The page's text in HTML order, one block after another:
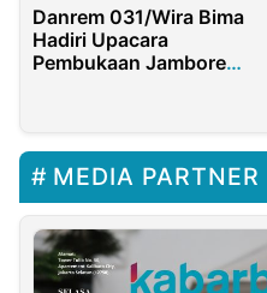
Danrem 031/Wira Bima
Hadiri Upacara
Pembukaan Jambore
MEDIA PARTNER